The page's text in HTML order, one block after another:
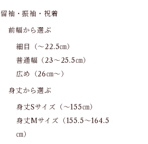
留袖・振袖・祝着
前幅から選ぶ
細目（～22.5㎝）
普通幅（23～25.5㎝）
広め（26㎝～）
身丈から選ぶ
身丈Sサイズ（～155㎝）
身丈Mサイズ（155.5～164.5
㎝）